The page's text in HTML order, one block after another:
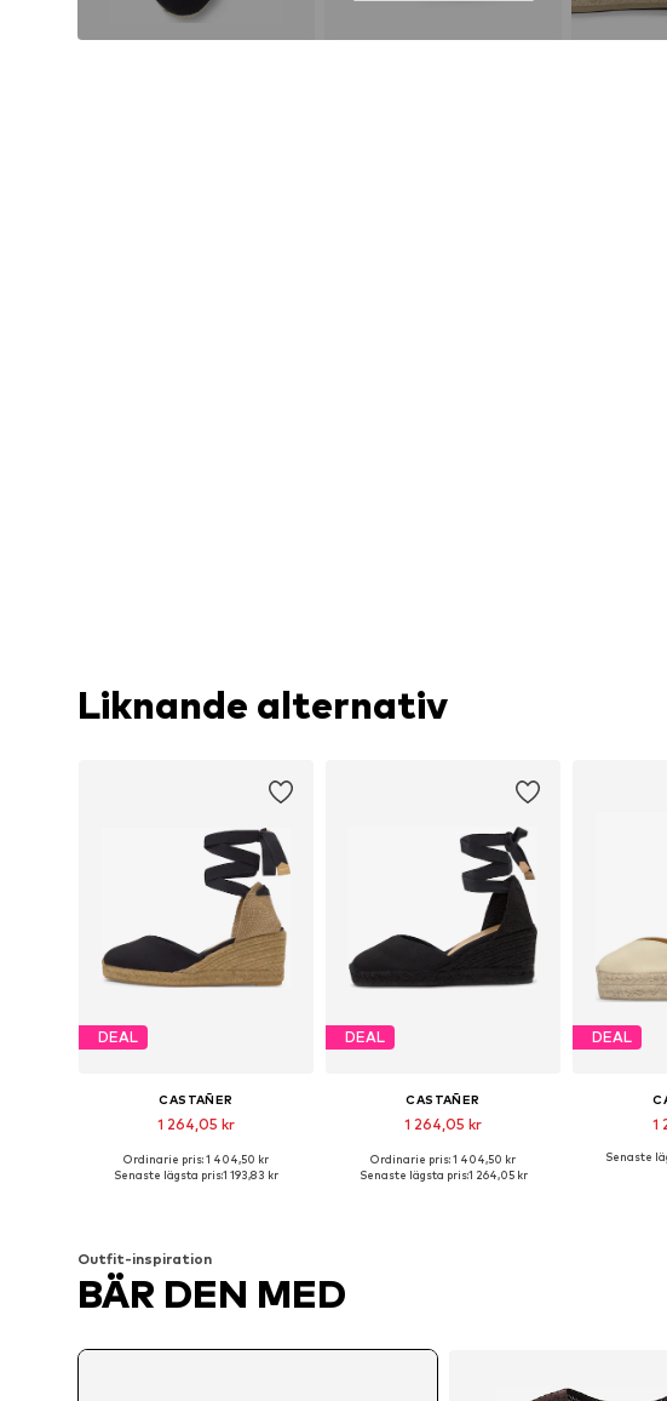
Liknande alternativ
DEAL
CASTAÑER
1 264,05 kr
Ordinarie pris: 1 404,50 kr
Senaste lägsta pris:1 193,83 kr
DEAL
CASTAÑER
1 264,05 kr
Ordinarie pris: 1 404,50 kr
Senaste lägsta pris:1 264,05 kr
DEAL
1
Senaste
Outfit-inspiration
BÄR DEN MED